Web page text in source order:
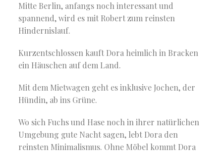
Mitte Berlin, anfangs noch interessant und
spannend, wird es mit Robert zum reinsten
Hindernislauf.
Kurzentschlossen kauft Dora heimlich in Bracken
ein Häuschen auf dem Land.
Mit dem Mietwagen geht es inklusive Jochen, der
Hündin, ab ins Grüne.
Wo sich Fuchs und Hase noch in ihrer natürlichen
Umgebung gute Nacht sagen, lebt Dora den
reinsten Minimalismus. Ohne Möbel kommt Dora